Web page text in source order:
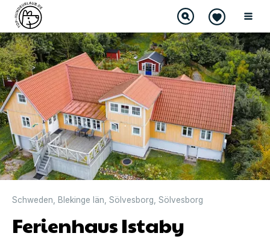
DIREKT BUCHBAR
Schweden Blekinge län Sölvesborg Sölvesborg
Ferienhaus Istaby